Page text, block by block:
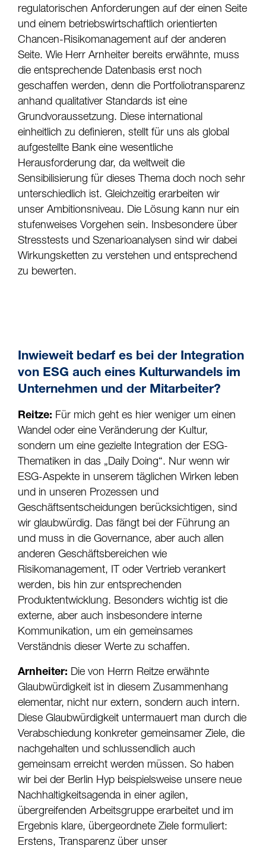
regulatorischen Anforderungen auf der einen Seite
und einem betriebswirtschaftlich orientierten
Chancen-Risikomanagement auf der anderen
Seite. Wie Herr Arnheiter bereits erwähnte, muss
die entsprechende Datenbasis erst noch
geschaffen werden, denn die Portfoliotransparenz
anhand qualitativer Standards ist eine
Grundvoraussetzung. Diese international
einheitlich zu definieren, stellt für uns als global
aufgestellte Bank eine wesentliche
Herausforderung dar, da weltweit die
Sensibilisierung für dieses Thema doch noch sehr
unterschiedlich ist. Gleichzeitig erarbeiten wir
unser Ambitionsniveau. Die Lösung kann nur ein
stufenweises Vorgehen sein. Insbesondere über
Stresstests und Szenarioanalysen sind wir dabei
Wirkungsketten zu verstehen und entsprechend
zu bewerten.
Inwieweit bedarf es bei der Integration
von ESG auch eines Kulturwandels im
Unternehmen und der Mitarbeiter?
Reitze: Für mich geht es hier weniger um einen
Wandel oder eine Veränderung der Kultur,
sondern um eine gezielte Integration der ESG-
Thematiken in das „Daily Doing“. Nur wenn wir
ESG-Aspekte in unserem täglichen Wirken leben
und in unseren Prozessen und
Geschäftsentscheidungen berücksichtigen, sind
wir glaubwürdig. Das fängt bei der Führung an
und muss in die Governance, aber auch allen
anderen Geschäftsbereichen wie
Risikomanagement, IT oder Vertrieb verankert
werden, bis hin zur entsprechenden
Produktentwicklung. Besonders wichtig ist die
externe, aber auch insbesondere interne
Kommunikation, um ein gemeinsames
Verständnis dieser Werte zu schaffen.
Arnheiter: Die von Herrn Reitze erwähnte
Glaubwürdigkeit ist in diesem Zusammenhang
elementar, nicht nur extern, sondern auch intern.
Diese Glaubwürdigkeit untermauert man durch die
Verabschiedung konkreter gemeinsamer Ziele, die
nachgehalten und schlussendlich auch
gemeinsam erreicht werden müssen. So haben
wir bei der Berlin Hyp beispielsweise unsere neue
Nachhaltigkeitsagenda in einer agilen,
übergreifenden Arbeitsgruppe erarbeitet und im
Ergebnis klare, übergeordnete Ziele formuliert:
Erstens, Transparenz über unser